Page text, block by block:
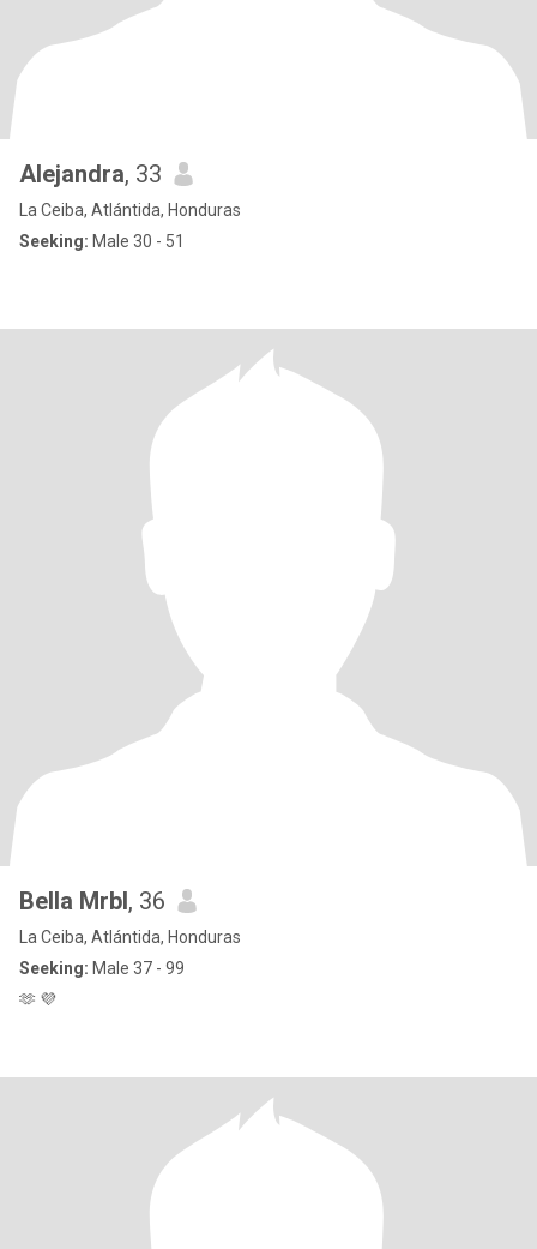
Alejandra, 33
La Ceiba, Atlántida, Honduras
Seeking: Male 30 - 51
Bella Mrbl, 36
La Ceiba, Atlántida, Honduras
Seeking: Male 37 - 99
🫶 💜